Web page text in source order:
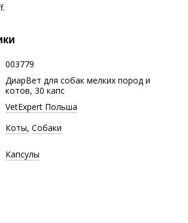
003779
ДиарВет для собак мелких пород и
котов, 30 капс
VetExpert Польша
Коты, Собаки
Капсулы